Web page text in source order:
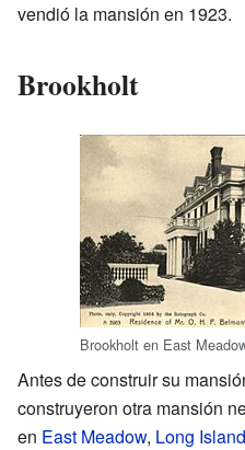
vendió la mansión en 1923.
Brookholt
Brookholt en East
Antes de construir su
construyeron otra mansión
en East Meadow, Long Island